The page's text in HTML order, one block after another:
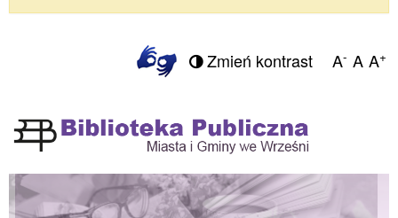
Zmień kontrast A- A A+